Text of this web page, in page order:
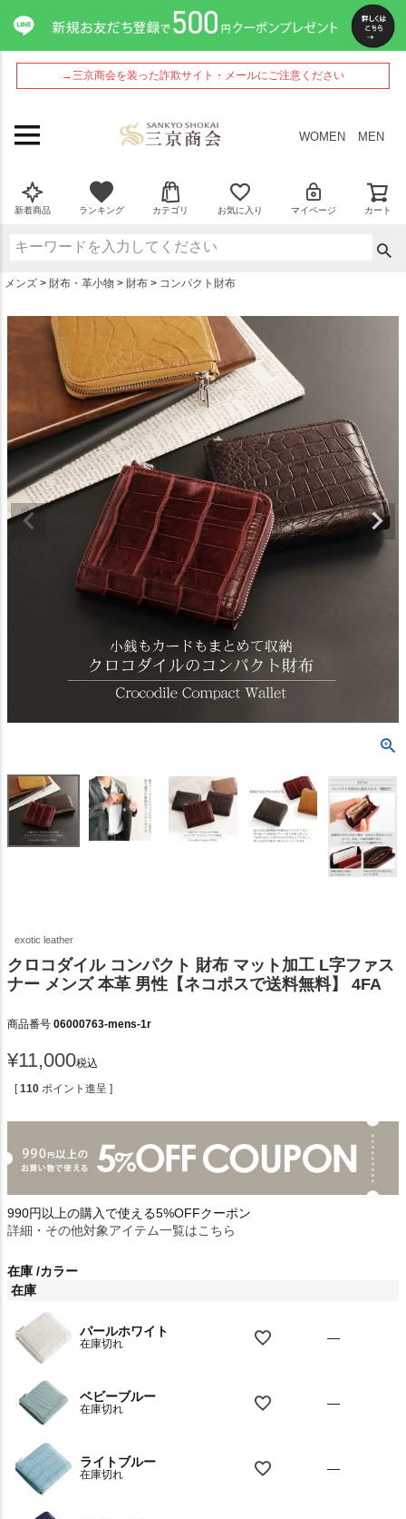
→三京商会を装った詐欺サイト・メールにご注意ください
WOMEN MEN
新着商品 ランキング カテゴリ お気に入り マイページ カート
メンズ 財布・革小物 財布 コンパクト財布
exotic leather
クロコダイル コンパクト 財布 マット加工 L字ファス
ナー メンズ 本革 男性【ネコポスで送料無料】 4FA
商品番号 06000763-mens-1r
¥11,000税込
[ 110 ポイント進呈 ]
990円以上の購入で使える5%OFFクーポン
詳細・その他対象アイテム一覧はこちら
在庫 カラー
在庫
パールホワイト
在庫切れ —
ベビーブルー
在庫切れ —
ライトブルー
在庫切れ —
ペー
ジト
ップ
へ